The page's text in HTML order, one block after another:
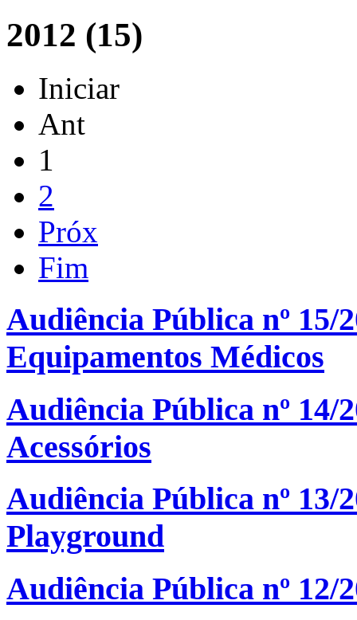
2012 (15)
Iniciar
Ant
1
2
Próx
Fim
Audiência Pública nº 15/
Equipamentos Médicos
Audiência Pública nº
Acessórios
Audiência Pública nº 13/
Playground
Audiência Pública nº 12/